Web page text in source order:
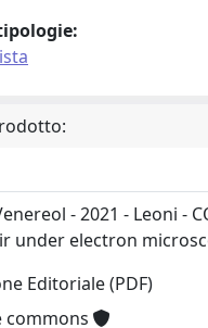
- 2021 - Leoni -
under electron
Editoriale (PDF)
commons